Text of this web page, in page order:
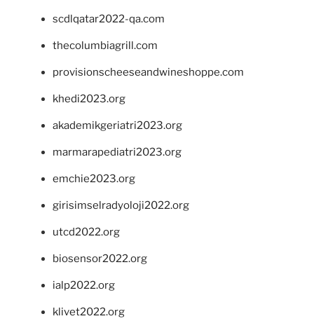
scdlqatar2022-qa.com
thecolumbiagrill.com
provisionscheeseandwineshoppe.com
khedi2023.org
akademikgeriatri2023.org
marmarapediatri2023.org
emchie2023.org
girisimselradyoloji2022.org
utcd2022.org
biosensor2022.org
ialp2022.org
klivet2022.org